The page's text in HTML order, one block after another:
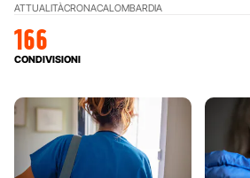
ATTUALITÀCRONACALOMBARDIA
166
CONDIVISIONI